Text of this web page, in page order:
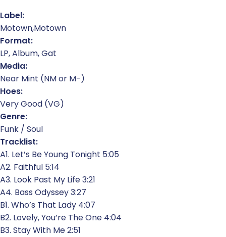
Label:
Motown,Motown
Format:
LP, Album, Gat
Media:
Near Mint (NM or M-)
Hoes:
Very Good (VG)
Genre:
Funk / Soul
Tracklist:
A1. Let’s Be Young Tonight 5:05
A2. Faithful 5:14
A3. Look Past My Life 3:21
A4. Bass Odyssey 3:27
B1. Who’s That Lady 4:07
B2. Lovely, You’re The One 4:04
B3. Stay With Me 2:51